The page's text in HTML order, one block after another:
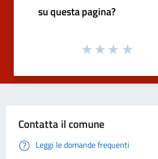
su questa pagina?
Contatta il comune
Leggi le domande frequenti